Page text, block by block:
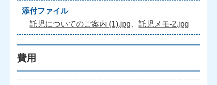
添付ファイル
託児についてのご案内 (1).jpg
託児メモ-2.jpg
費用